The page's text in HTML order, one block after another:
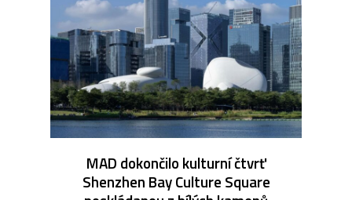
MAD dokončilo kulturní čtvrť
Shenzhen Bay Culture Square